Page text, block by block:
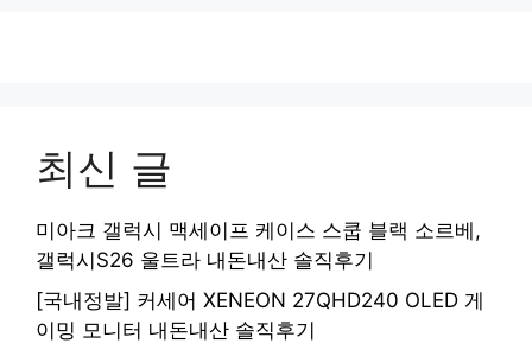
최신 글
미아크 갤럭시 맥세이프 케이스 스쿱 블랙 소르베,
갤럭시S26 울트라 내돈내산 솔직후기
[국내정발] 커세어 XENEON 27QHD240 OLED 게
이밍 모니터 내돈내산 솔직후기